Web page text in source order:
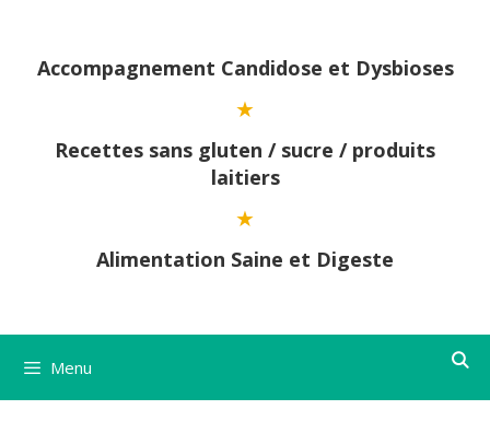
contenuAccompagnement Candidose et Dysbioses
Recettes sans gluten / sucre / produits
laitiers
Alimentation Saine et Digeste
Menu